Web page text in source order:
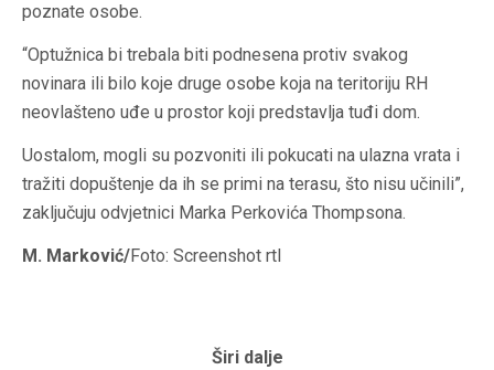
poznate osobe.
“Optužnica bi trebala biti podnesena protiv svakog
novinara ili bilo koje druge osobe koja na teritoriju RH
neovlašteno uđe u prostor koji predstavlja tuđi dom.
Uostalom, mogli su pozvoniti ili pokucati na ulazna vrata i
tražiti dopuštenje da ih se primi na terasu, što nisu učinili”,
zaključuju odvjetnici Marka Perkovića Thompsona.
M. Marković/Foto: Screenshot rtl
Širi dalje